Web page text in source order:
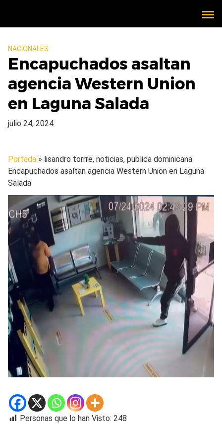
NACIONALES
Encapuchados asaltan
agencia Western Union
en Laguna Salada
julio 24, 2024
Portada » lisandro torrre, noticias, publica dominicana
Encapuchados asaltan agencia Western Union en Laguna
Salada
Personas que lo han Visto: 248